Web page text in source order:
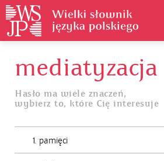
Historia słownika
Jak korzystać
mediatyzacja
Hasło ma wiele znaczeń,
wybierz to, które Cię interesuje
1. pamięci